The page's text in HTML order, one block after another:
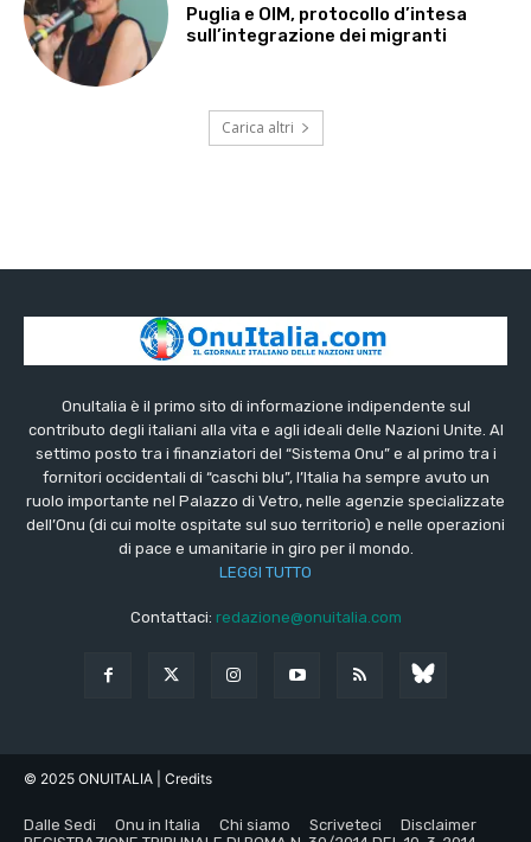
Puglia e OIM, protocollo d’intesa
sull’integrazione dei migranti
Carica altri
OnuItalia è il primo sito di informazione indipendente sul
contributo degli italiani alla vita e agli ideali delle Nazioni Unite. Al
settimo posto tra i finanziatori del “Sistema Onu” e al primo tra i
fornitori occidentali di “caschi blu”, l’Italia ha sempre avuto un
ruolo importante nel Palazzo di Vetro, nelle agenzie specializzate
dell’Onu (di cui molte ospitate sul suo territorio) e nelle operazioni
di pace e umanitarie in giro per il mondo.
LEGGI TUTTO
Contattaci: redazione@onuitalia.com
© 2025 ONUITALIA | Credits
Dalle Sedi Onu in Italia Chi siamo Scriveteci
Disclaimer